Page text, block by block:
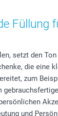
Füllung
setzt den
die eine
zum
und